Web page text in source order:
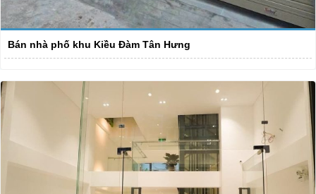
Bán nhà phố khu Kiều Đàm Tân Hưng